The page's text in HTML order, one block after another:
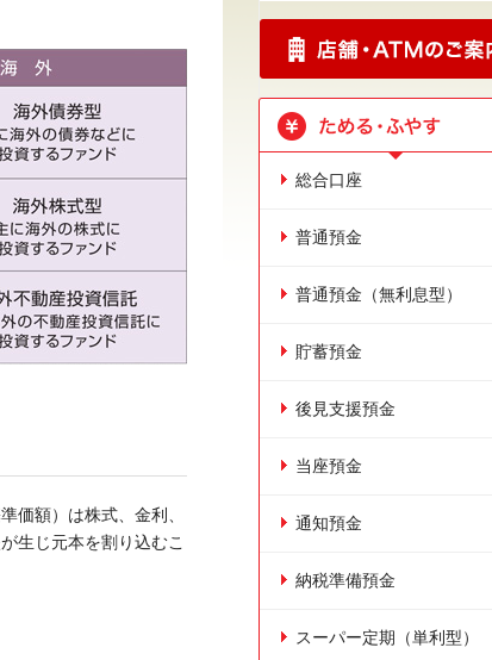
価額）は株式、金利、
生じ元本を割り込むこ
総合口座
普通預金
普通預金（無利息型）
貯蓄預金
後見支援預金
当座預金
通知預金
納税準備預金
スーパー定期（単利型）